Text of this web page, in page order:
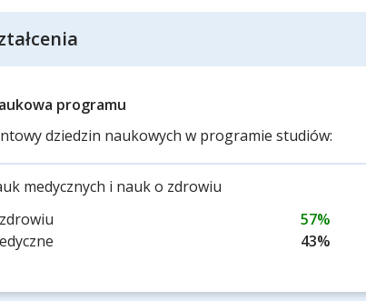
programu
dziedzin naukowych w programie studiów:
medycznych i nauk o zdrowiu
57%
43%